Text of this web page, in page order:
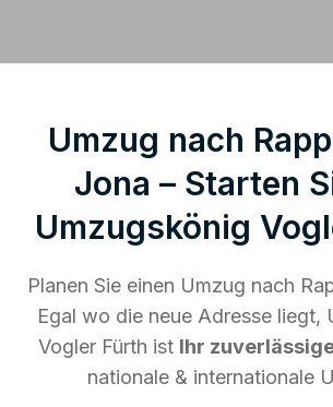
Umzug nach
Jona – Starten
Umzugskönig
Planen Sie einen Umzug nach
Egal wo die neue Adresse liegt,
Vogler Fürth ist Ihr
nationale & internationale